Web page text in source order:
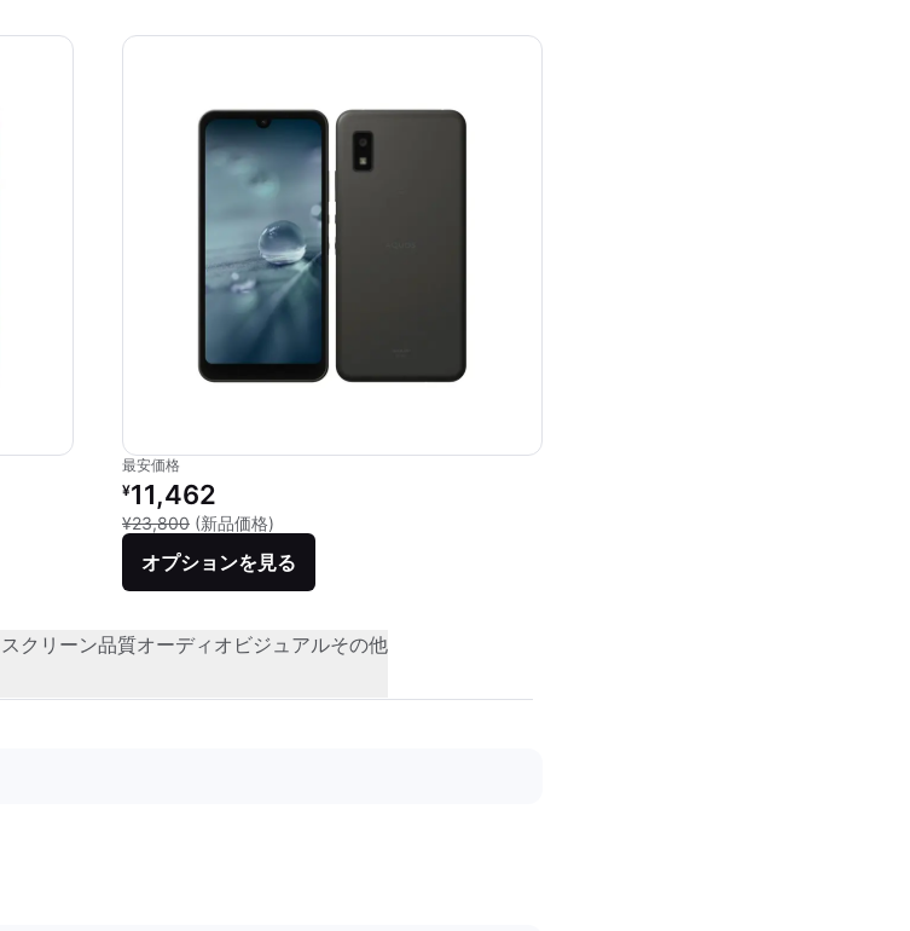
最安価格
リファービッシュ品の価格：
¥11,462
¥23,800 (新品価格)
オプションを見る
スクリーン品質オーディオビジュアルその他